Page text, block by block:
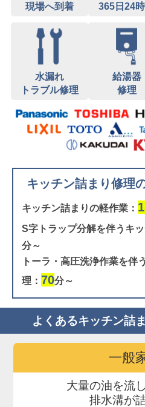
現場へ到着
365日24
水漏れ
トラブル修理
給湯器
修理
キッチン詰まり修理
キッチン詰まりの軽作業：
S字トラップ分解を伴うキ
分～
トーラ・高圧洗浄作業を伴
理： 70分～
よくあるキッチン詰
一般
大量の油を流
排水溝が